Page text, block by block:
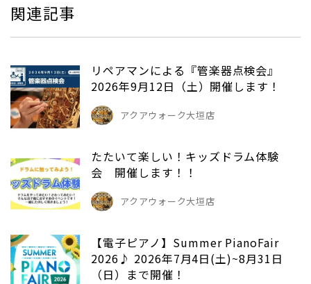
関連記事
リペアマンによる『管楽器点検会』
2026年9月12日（土）開催します！
アクアウォーク大垣店
たたいて楽しい！キッズドラム体験
会 開催します！！
アクアウォーク大垣店
【電子ピアノ】Summer PianoFair
2026♪ 2026年7月4日(土)~8月31日
（日）まで開催！